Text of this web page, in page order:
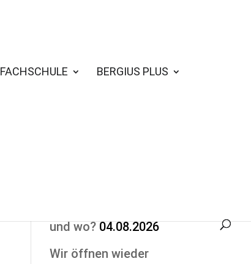
FACHSCHULE BERGIUS PLUS
und wo? 04.08.2026
Wir öffnen wieder